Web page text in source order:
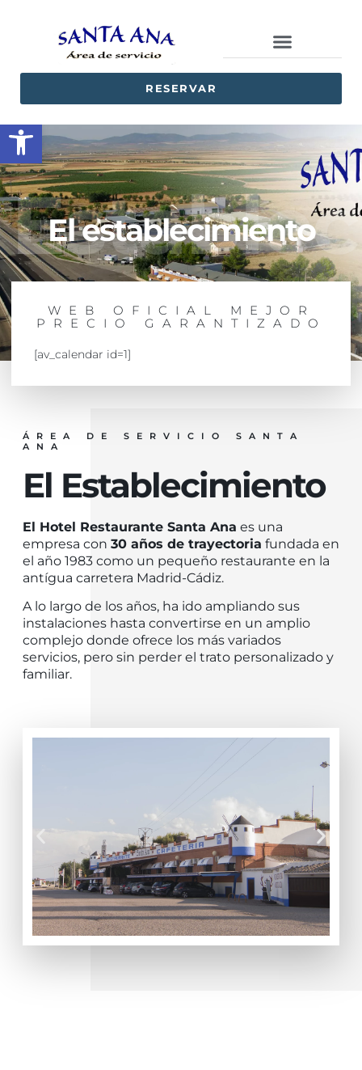
Abrir barra de herramientas
RESERVAR
El establecimiento
WEB OFICIAL MEJOR
PRECIO GARANTIZADO
[av_calendar id=1]
ÁREA DE SERVICIO SANTA
ANA
El Establecimiento
El Hotel Restaurante Santa Ana es una
empresa con 30 años de trayectoria fundada en
el año 1983 como un pequeño restaurante en la
antígua carretera Madrid-Cádiz.
A lo largo de los años, ha ido ampliando sus
instalaciones hasta convertirse en un amplio
complejo donde ofrece los más variados
servicios, pero sin perder el trato personalizado y
familiar.